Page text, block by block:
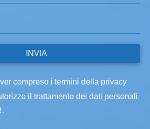
compreso i termini della privacy
il trattamento dei dati personali